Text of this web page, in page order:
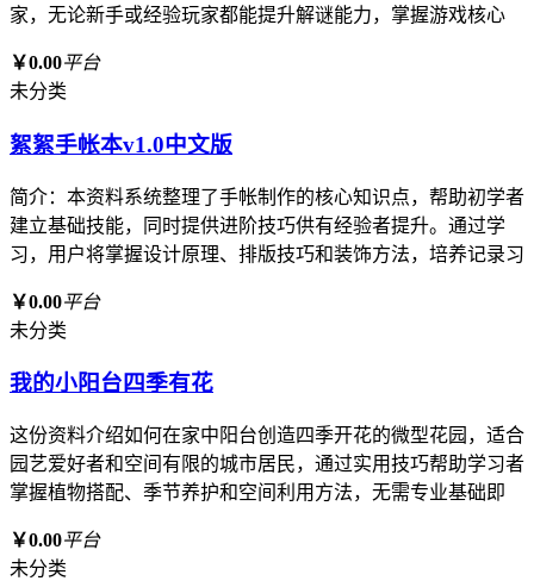
家，无论新手或经验玩家都能提升解谜能力，掌握游戏核心
￥0.00平台
未分类
絮絮手帐本v1.0中文版
简介：本资料系统整理了手帐制作的核心知识点，帮助初学者
建立基础技能，同时提供进阶技巧供有经验者提升。通过学
习，用户将掌握设计原理、排版技巧和装饰方法，培养记录习
￥0.00平台
未分类
我的小阳台四季有花
这份资料介绍如何在家中阳台创造四季开花的微型花园，适合
园艺爱好者和空间有限的城市居民，通过实用技巧帮助学习者
掌握植物搭配、季节养护和空间利用方法，无需专业基础即
￥0.00平台
未分类